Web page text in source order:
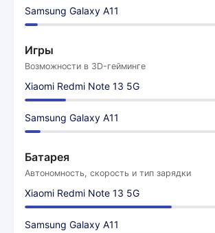
Samsung Galaxy A11
Игры
Возможности в 3D-гейминге
Xiaomi Redmi Note 13 5G
Samsung Galaxy A11
Батарея
Автономность, скорость и тип зарядки
Xiaomi Redmi Note 13 5G
Samsung Galaxy A11